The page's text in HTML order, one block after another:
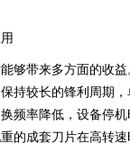
够带来多方面的收
持较长的锋利周期
频率降低，设备停
的成套刀片在高转